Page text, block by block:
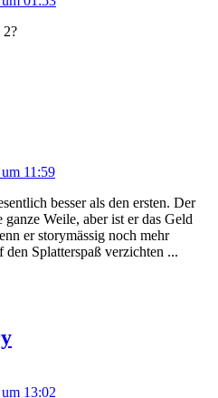
2?
11:59
besser als den ersten. Der
Weile, aber ist er das Geld
er storymässig noch mehr
Splatterspaß verzichten ...
13:02